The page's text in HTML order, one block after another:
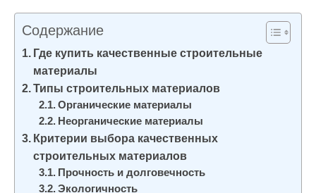
Содержание
Где купить качественные строительные
материалы
Типы строительных материалов
Органические материалы
Неорганические материалы
Критерии выбора качественных
строительных материалов
Прочность и долговечность
Экологичность